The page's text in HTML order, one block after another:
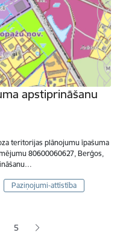
apstiprināšanu
teritorijas plānojumu īpašuma
80600060627, Berģos,
Paziņojumi-attīstība
Lapa
5